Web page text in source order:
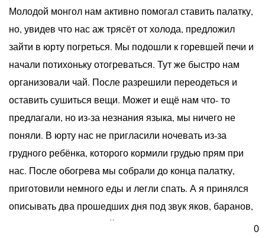
Молодой монгол нам активно помогал ставить палатку,
но, увидев что нас аж трясёт от холода, предложил
зайти в юрту погреться. Мы подошли к горевшей печи и
начали потихоньку отогреваться. Тут же быстро нам
организовали чай. После разрешили переодеться и
оставить сушиться вещи. Может и ещё нам что- то
предлагали, но из-за незнания языка, мы ничего не
поняли. В юрту нас не пригласили ночевать из-за
грудного ребёнка, которого кормили грудью прям при
нас. После обогрева мы собрали до конца палатку,
приготовили немного еды и легли спать. А я принялся
описывать два прошедших дня под звук яков, баранов,
диких уток, монгольской гитары и постоянно ездивших
0